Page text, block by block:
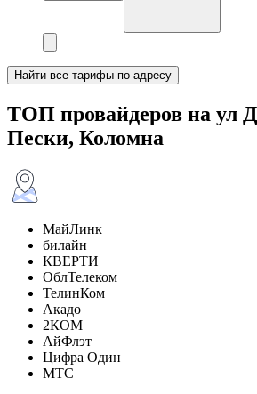
Найти все тарифы по адресу
ТОП провайдеров на ул
Пески, Коломна
МайЛинк
билайн
КВЕРТИ
ОблТелеком
ТелинКом
Акадо
2КОМ
АйФлэт
Цифра Один
МТС